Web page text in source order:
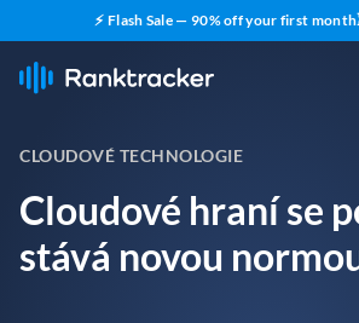
⚡ Flash Sale — 90% off your first month
CLOUDOVÉ TECHNOLOGIE
Cloudové hraní se
stává novou